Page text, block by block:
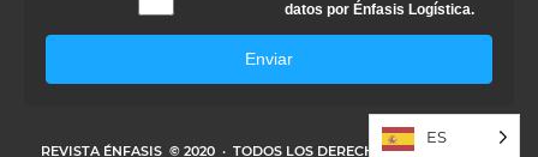
datos por Énfasis Logística.
Enviar
REVISTA ÉNFASIS © 2020 · TODOS LOS DERECHOS RESERVADOS
ES